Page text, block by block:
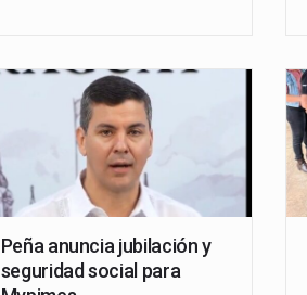
Peña anuncia jubilación y
seguridad social para